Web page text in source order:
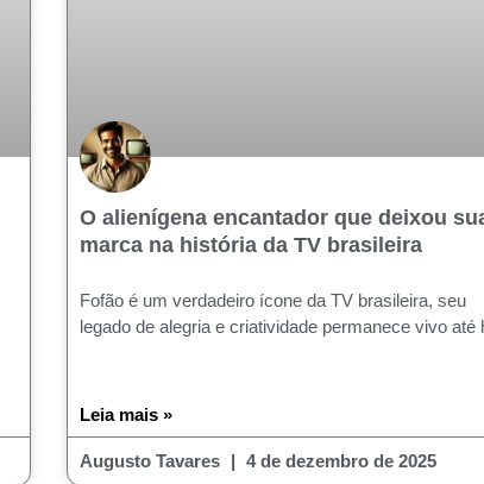
O alienígena encantador que deixou
marca na história da TV brasileira
Fofão é um verdadeiro ícone da TV brasileira, seu
legado de alegria e criatividade permanece vivo até
Leia mais »
Augusto Tavares 4 de dezembro de 2025